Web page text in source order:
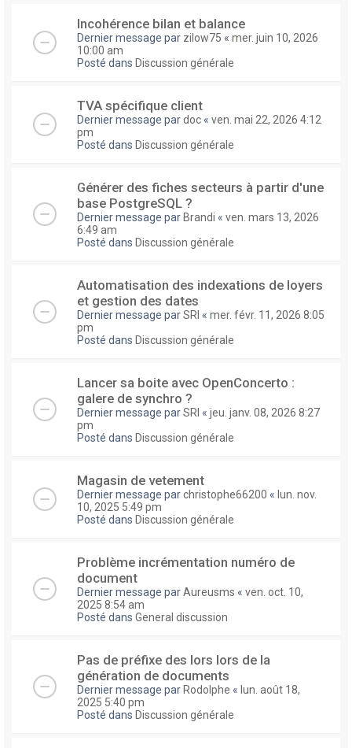
Incohérence bilan et balance
Dernier message par zilow75 « mer. juin 10, 2026
10:00 am
Posté dans Discussion générale
TVA spécifique client
Dernier message pardoc « ven. mai 22, 2026 4:12
pm
Posté dans Discussion générale
Générer des fiches secteurs à partir d'une
base PostgreSQL ?
Dernier message par Brandi « ven. mars 13, 2026
6:49 am
Posté dans Discussion générale
Automatisation des indexations de loyers
et gestion des dates
Dernier message parSRI « mer. févr. 11, 2026 8:05
pm
Posté dans Discussion générale
Lancer sa boite avec OpenConcerto :
galere de synchro ?
Dernier message parSRI « jeu. janv. 08, 2026 8:27
pm
Posté dans Discussion générale
Magasin de vetement
Dernier message parchristophe66200 « lun. nov.
10, 2025 5:49 pm
Posté dans Discussion générale
Problème incrémentation numéro de
document
Dernier message parAureusms « ven. oct. 10,
2025 8:54 am
Posté dans General discussion
Pas de préfixe des lors lors de la
génération de documents
Dernier message par Rodolphe « lun. août 18,
2025 5:40 pm
Posté dans Discussion générale